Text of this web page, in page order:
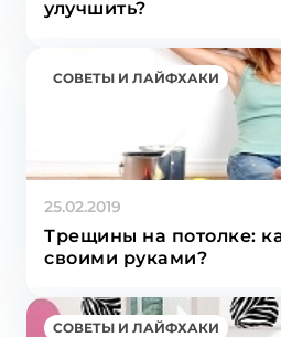
улучшить?
СОВЕТЫ И ЛАЙФХАКИ
25.02.2019
Трещины на потолке:
своими руками?
СОВЕТЫ И ЛАЙФХАКИ